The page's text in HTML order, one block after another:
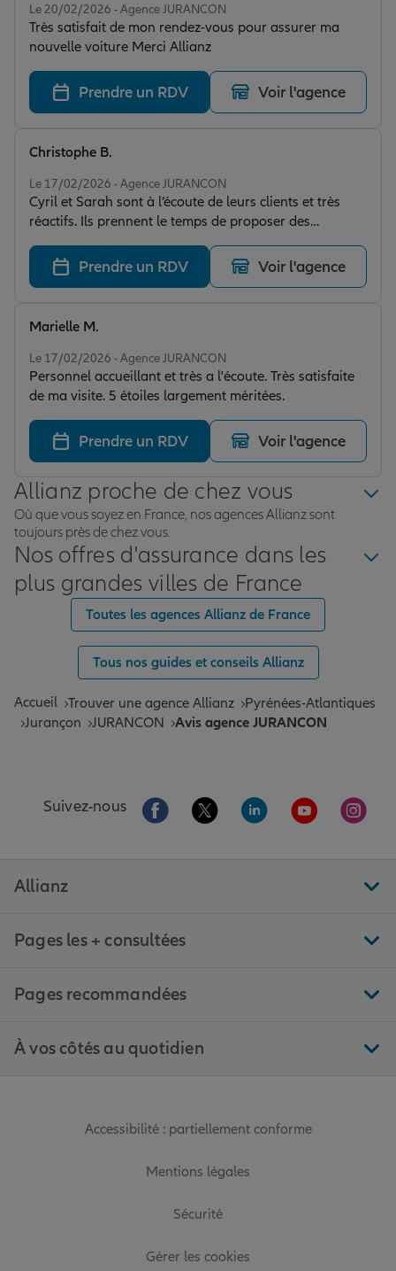
Le 20/02/2026 - Agence JURANCON
Très satisfait de mon rendez-vous pour assurer ma
nouvelle voiture Merci Allianz
Prendre un RDV Voir l'agence
Le 17/02/2026 - Agence JURANCON
Cyril et Sarah sont à l’écoute de leurs clients et très
réactifs. Ils prennent le temps de proposer des
solutions en donnant des explications claires. On se
sent en confiance. Je recommande vivement cette
agence
Christophe B.
Prendre un RDV Voir l'agence
Le 17/02/2026 - Agence JURANCON
Personnel accueillant et très a l'écoute. Très satisfaite
de ma visite. 5 étoiles largement méritées.
Marielle M.
Prendre un RDV Voir l'agence
Allianz proche de chez vous
Où que vous soyez en France, nos agences Allianz sont
toujours près de chez vous.
Nos offres d'assurance dans les
plus grandes villes de France
Toutes les agences Allianz de France
Tous nos guides et conseils Allianz
Accueil Trouver une agence Allianz
Pyrénées-Atlantiques
Jurançon
JURANCON Avis agence JURANCON
Suivez-nous Aller sur la page Facebook de Allianz
Aller sur la page Twitter de
Aller sur la page
Aller sur la
Aller
Allianz
Pages les + consultées
Pages recommandées
À vos côtés au quotidien
Accessibilité : partiellement conforme
Mentions légales
Sécurité
Gérer les cookies